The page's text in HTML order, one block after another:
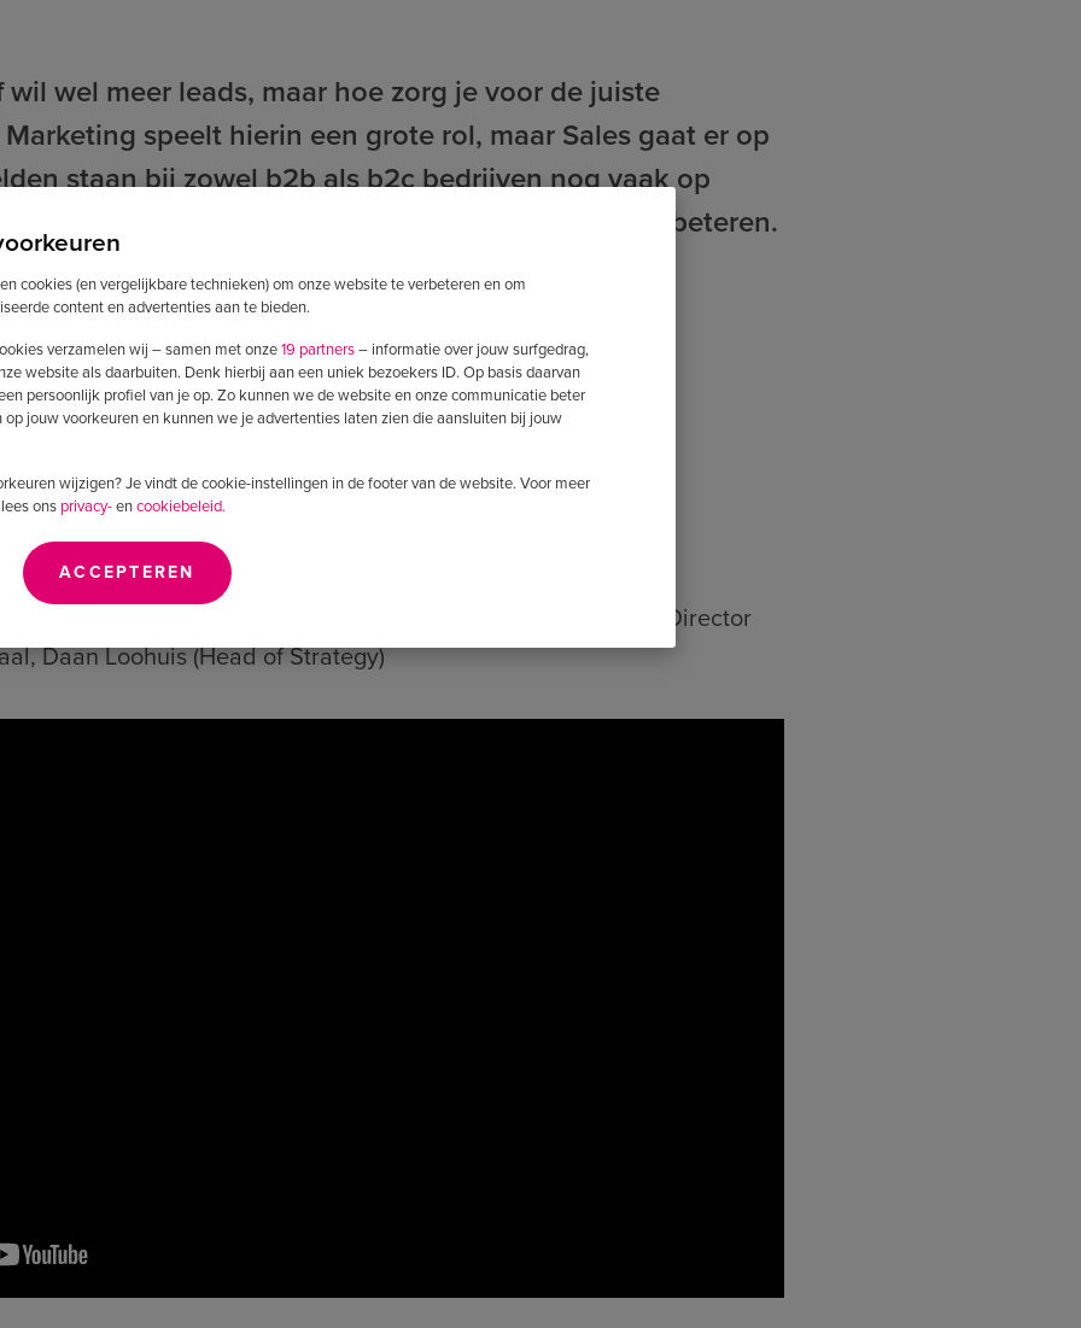
cookies (en vergelijkbare technieken) om onze website te verbeteren en om
content en advertenties aan te bieden.
verzamelen wij – samen met onze19 partners– informatie over jouw surfgedrag,
website als daarbuiten. Denk hierbij aan een uniek bezoekers ID. Op basis daarvan
persoonlijk profiel van je op. Zo kunnen we de website en onze communicatie beter
jouw voorkeuren en kunnen we je advertenties laten zien die aansluiten bij jouw
wijzigen? Je vindt de cookie-instellingen in de footer van de website. Voor meer
ons privacy-encookiebeleid.
ACCEPTEREN
wel meer leads, maar hoe zorg je voor de juiste
speelt hierin een grote rol, maar Sales gaat er op
staan bij zowel b2b als b2c bedrijven nog vaak op
Kortom er valt vrijwel altijd nog heel wat te verbeteren.
ons aan tafel Elke Eijsink, Marketing Automation
Account Director bij Adwise.
Roozendaal
(COO)
Automation Specialist en Niels Hobert, Senior Account Director
Daan Loohuis (Head of Strategy)